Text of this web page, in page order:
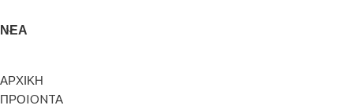
ΝΈΑ
ΑΡΧΙΚΗ
ΠΡΟIONTA